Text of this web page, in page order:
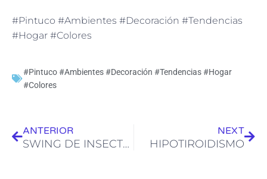
#Pintuco #Ambientes #Decoración #Tendencias
#Hogar #Colores
#Pintuco #Ambientes #Decoración #Tendencias #Hogar
#Colores
ANTERIOR
SWING DE INSECTOS
NEXT
HIPOTIROIDISMO